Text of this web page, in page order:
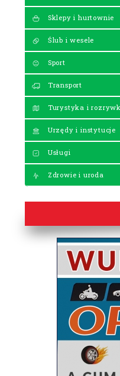
Sklepy i hurtownie
Ślub i wesele
Sport
Transport
Turystyka i
Urzędy i instytucje
Usługi
Zdrowie i uroda